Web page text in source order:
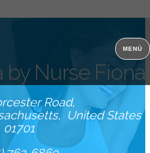
MENÜ
by Nurse Fiona
Road
United States
01701